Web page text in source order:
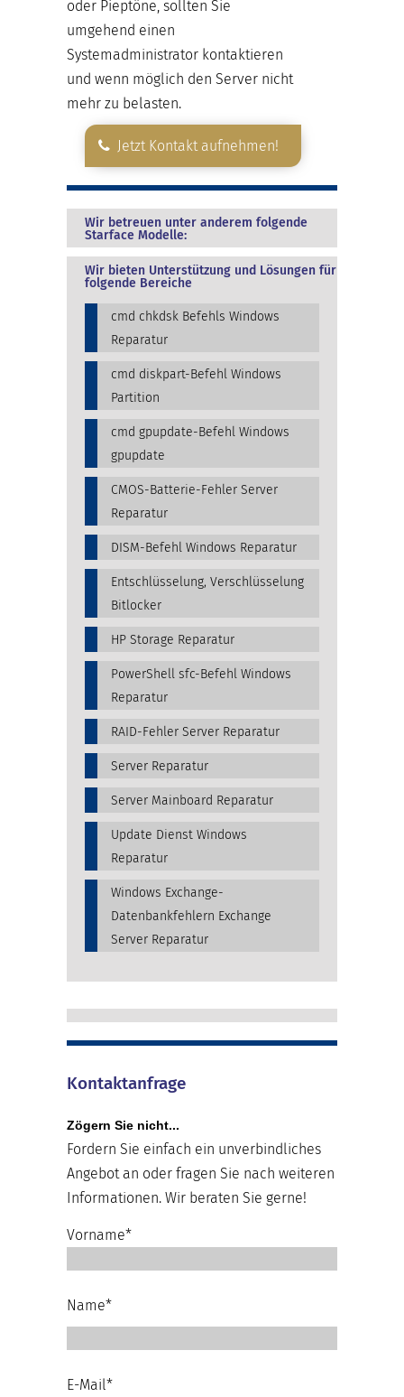
oder Pieptöne, sollten Sie
umgehend einen
Systemadministrator kontaktieren
und wenn möglich den Server nicht
mehr zu belasten.
Jetzt Kontakt aufnehmen!
Wir betreuen unter anderem folgende
Starface Modelle:
Wir bieten Unterstützung und Lösungen für
folgende Bereiche
cmd chkdsk Befehls Windows
Reparatur
cmd diskpart-Befehl Windows
Partition
cmd gpupdate-Befehl Windows
gpupdate
CMOS-Batterie-Fehler Server
Reparatur
DISM-Befehl Windows Reparatur
Entschlüsselung, Verschlüsselung
Bitlocker
HP Storage Reparatur
PowerShell sfc-Befehl Windows
Reparatur
RAID-Fehler Server Reparatur
Server Reparatur
Server Mainboard Reparatur
Update Dienst Windows
Reparatur
Windows Exchange-
Datenbankfehlern Exchange
Server Reparatur
Kontaktanfrage
Zögern Sie nicht...
Fordern Sie einfach ein unverbindliches
Angebot an oder fragen Sie nach weiteren
Informationen. Wir beraten Sie gerne!
Vorname*
Name*
E-Mail*